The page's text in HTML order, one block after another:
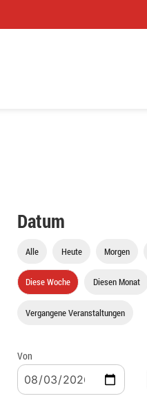
Datum
Alle Heute Morgen
Diese Woche Diesen Monat
Vergangene Veranstaltungen
Von